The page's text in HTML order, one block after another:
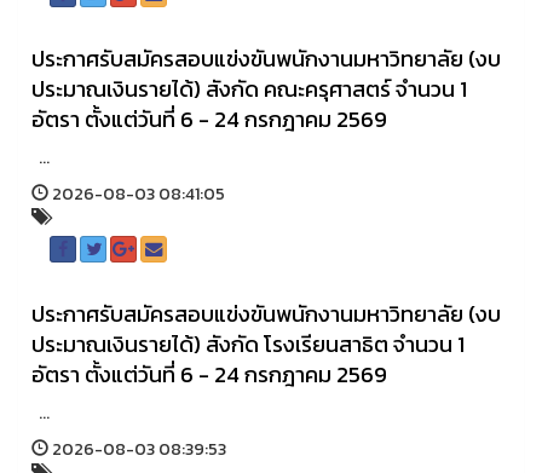
ประกาศรับสมัครสอบแข่งขันพนักงานมหาวิทยาลัย (งบ
ประมาณเงินรายได้) สังกัด คณะครุศาสตร์ จำนวน 1
อัตรา ตั้งแต่วันที่ 6 - 24 กรกฎาคม 2569
...
2026-08-03 08:41:05
ประกาศรับสมัครสอบแข่งขันพนักงานมหาวิทยาลัย (งบ
ประมาณเงินรายได้) สังกัด โรงเรียนสาธิต จำนวน 1
อัตรา ตั้งแต่วันที่ 6 - 24 กรกฎาคม 2569
...
2026-08-03 08:39:53